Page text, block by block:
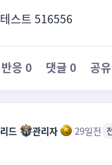
스트 516556
반응 0 댓글 0 공유
드· 관리자· ·29일전